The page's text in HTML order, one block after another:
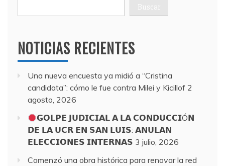
Buscar
NOTICIAS RECIENTES
Una nueva encuesta ya midió a “Cristina
candidata”: cómo le fue contra Milei y Kicillof 2
agosto, 2026
𝗚𝗢𝗟𝗣𝗘 𝗝𝗨𝗗𝗜𝗖𝗜𝗔𝗟 𝗔 𝗟𝗔 𝗖𝗢𝗡𝗗𝗨𝗖𝗖𝗜Ó𝗡
𝗗𝗘 𝗟𝗔 𝗨𝗖𝗥 𝗘𝗡 𝗦𝗔𝗡 𝗟𝗨𝗜𝗦: 𝗔𝗡𝗨𝗟𝗔𝗡
𝗘𝗟𝗘𝗖𝗖𝗜𝗢𝗡𝗘𝗦 𝗜𝗡𝗧𝗘𝗥𝗡𝗔𝗦 3 julio, 2026
Comenzó una obra histórica para renovar la red